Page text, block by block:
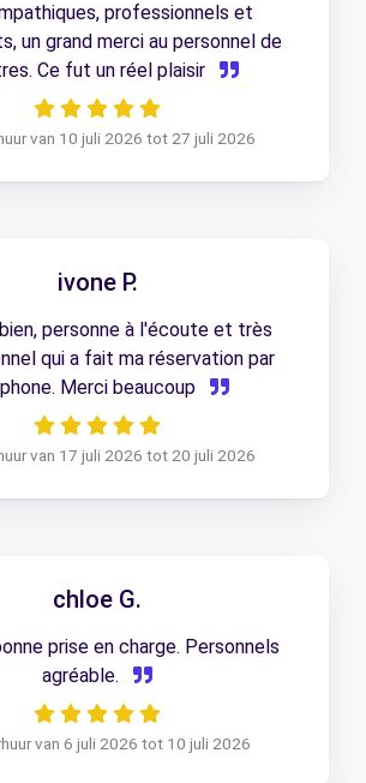
professionnels et
un grand merci au personnel de
Ce fut un réel plaisir
van 10 juli 2026 tot 27 juli 2026
ivone P.
personne à l'écoute et très
qui a fait ma réservation par
Merci beaucoup
van 17 juli 2026 tot 20 juli 2026
chloe G.
prise en charge. Personnels
agréable.
van 6 juli 2026 tot 10 juli 2026